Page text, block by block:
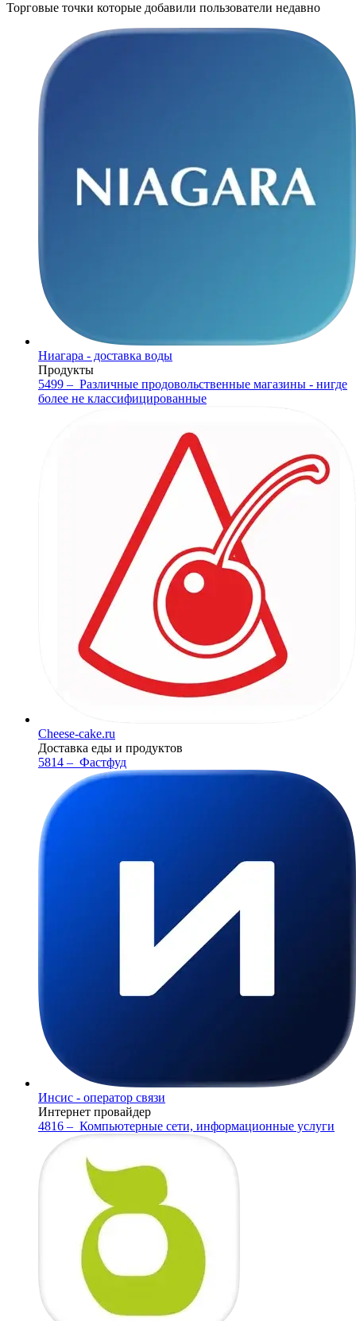
Торговые точки которые добавили пользователи недавно
Ниагара - доставка воды
Продукты
5499 – Различные продовольственные магазины - нигде
более не классифицированные
Cheese-cake.ru
Доставка еды и продуктов
5814 – Фастфуд
Инсис - оператор связи
Интернет провайдер
4816 – Компьютерные сети, информационные услуги